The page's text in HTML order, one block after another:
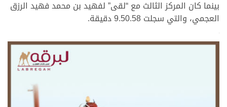
بينما كان المركز الثالث مع “لقى” لفهيد بن محمد فهيد الرزق
العجمي، والتي سجلت 9.50.58 دقيقة.